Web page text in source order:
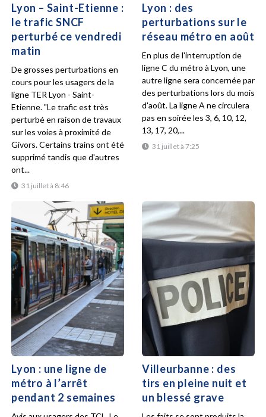
Lyon – Saint-Etienne :
le trafic SNCF
perturbé ce vendredi
matin
31 juillet à 8:46
De grosses perturbations en
cours pour les usagers de la
ligne TER Lyon - Saint-
Etienne. "Le trafic est très
perturbé en raison de travaux
sur les voies à proximité de
Givors. Certains trains ont été
supprimé tandis que d'autres
ont...
Lyon : des
perturbations sur le
réseau métro en août
31 juillet à 7:25
En plus de l'interruption de
ligne C du métro à Lyon, une
autre ligne sera concernée par
des perturbations lors du mois
d'août. La ligne A ne circulera
pas en soirée les 3, 6, 10, 12,
13, 17, 20,...
Lyon : une ligne de
métro à l’arrêt
pendant 2 semaines
Villeurbanne : des
tirs en pleine nuit et
un blessé grave